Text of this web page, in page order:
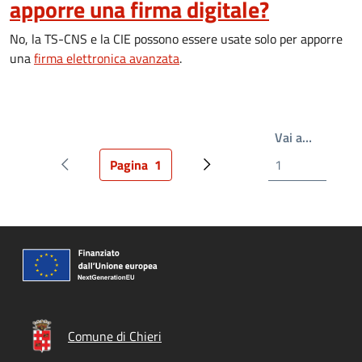
apporre una firma digitale?
No, la TS-CNS e la CIE possono essere usate solo per apporre
unafirma elettronica avanzata.
Pagina precedentePagina attuale
Pagina 1 Prossima pagina
Vai a…
Comune di Chieri